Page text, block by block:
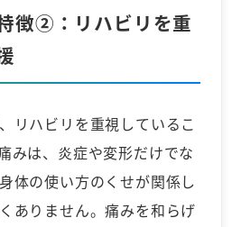
徴②：リハビリを重
リハビリを重視しているこ
みは、炎症や変形だけでな
体の使い方のくせが関係し
ありません。痛みを和らげ